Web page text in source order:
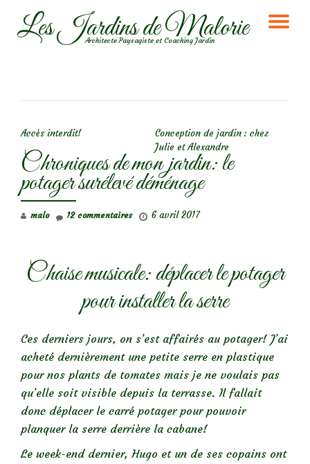
AllerLes Jardins de Malorie
Architecte Paysagiste et Coaching Jardin
Accès interdit!
Conception de jardin : chez
Julie et Alexandre
Chroniques de mon jardin: le
potager surélevé déménage
malo 6 avril 2017
12 commentaires
Chaise musicale: déplacer le potager
pour installer la serre
Ces derniers jours, on s’est affairés au potager! J’ai
acheté dernièrement une petite serre en plastique
pour nos plants de tomates mais je ne voulais pas
qu’elle soit visible depuis la terrasse. Il fallait
donc déplacer le carré potager pour pouvoir
planquer la serre derrière la cabane!
Le week-end dernier, Hugo et un de ses copains ont